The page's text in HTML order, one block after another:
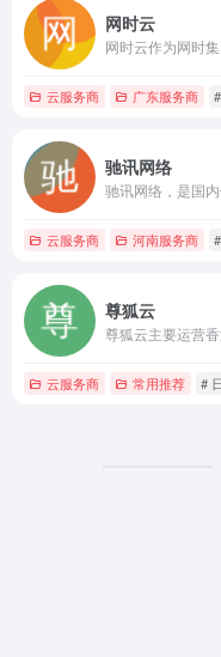
网时云
云服务商 广东服务商
驰讯网络
云服务商 河南服务商
尊狐云
云服务商 常用推荐 #